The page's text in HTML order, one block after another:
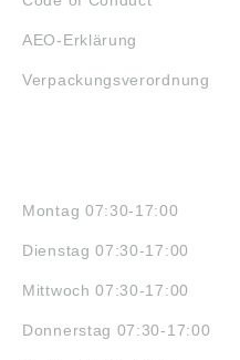
AEO-Erklärung
Verpackungsverordnung
Montag 07:30-17:00
Dienstag 07:30-17:00
Mittwoch 07:30-17:00
Donnerstag 07:30-17:00